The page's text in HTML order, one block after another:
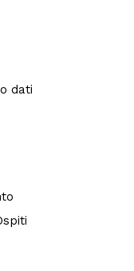
dati